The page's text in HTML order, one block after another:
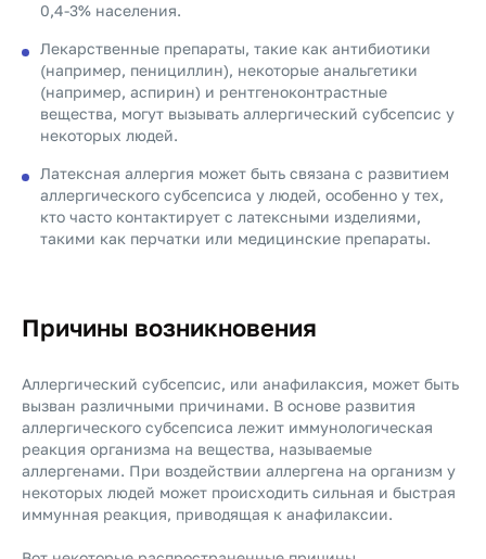
0,4-3% населения.
Лекарственные препараты, такие как антибиотики
(например, пенициллин), некоторые анальгетики
(например, аспирин) и рентгеноконтрастные
вещества, могут вызывать аллергический субсепсис у
некоторых людей.
Латексная аллергия может быть связана с развитием
аллергического субсепсиса у людей, особенно у тех,
кто часто контактирует с латексными изделиями,
такими как перчатки или медицинские препараты.
Причины возникновения
Аллергический субсепсис, или анафилаксия, может быть
вызван различными причинами. В основе развития
аллергического субсепсиса лежит иммунологическая
реакция организма на вещества, называемые
аллергенами. При воздействии аллергена на организм у
некоторых людей может происходить сильная и быстрая
иммунная реакция, приводящая к анафилаксии.